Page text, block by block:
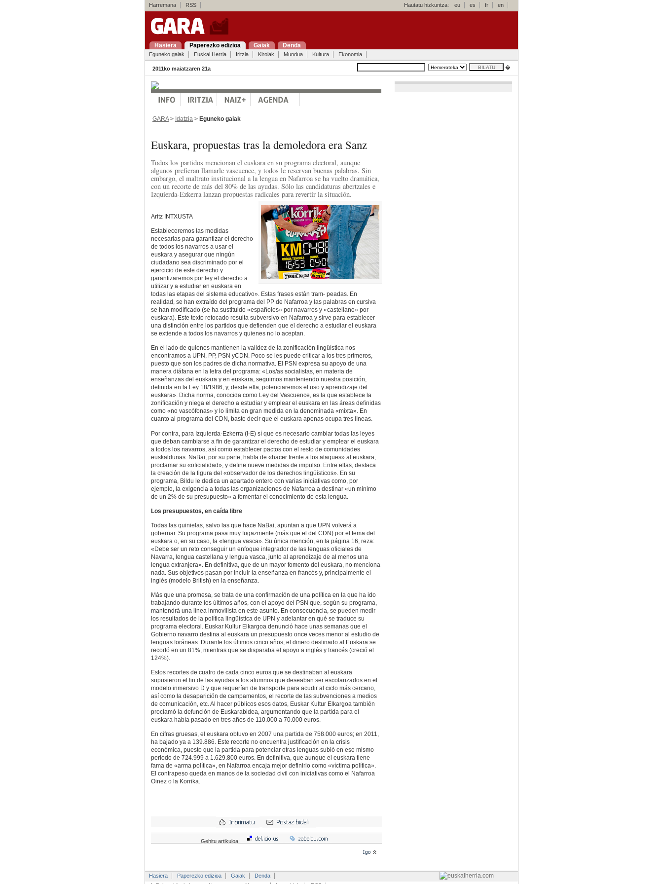
Harremana RSS Hautatu hizkuntza: eu es fr en
Hasiera Paperezko edizioa Gaiak Denda
Eguneko gaiak Euskal Herria Iritzia Kirolak Mundua Kultura Ekonomia
2011ko maiatzaren 21a �
GARA> Idatzia > Eguneko gaiak
Euskara, propuestas tras la demoledora era Sanz
Todos los partidos mencionan el euskara en su programa electoral, aunque
algunos prefieran llamarle vascuence, y todos le reservan buenas palabras. Sin
embargo, el maltrato institucional a la lengua en Nafarroa se ha vuelto dramática,
con un recorte de más del 80% de las ayudas. Sólo las candidaturas abertzales e
Izquierda-Ezkerra lanzan propuestas radicales para revertir la situación.
Aritz INTXUSTA
Estableceremos las medidas
necesarias para garantizar el derecho
de todos los navarros a usar el
euskara y asegurar que ningún
ciudadano sea discriminado por el
ejercicio de este derecho y
garantizaremos por ley el derecho a
utilizar y a estudiar en euskara en
todas las etapas del sistema educativo». Estas frases están tram- peadas. En
realidad, se han extraído del programa del PP de Nafarroa y las palabras en cursiva
se han modificado (se ha sustituido «españoles» por navarros y «castellano» por
euskara). Este texto retocado resulta subversivo en Nafarroa y sirve para establecer
una distinción entre los partidos que defienden que el derecho a estudiar el euskara
se extiende a todos los navarros y quienes no lo aceptan.
En el lado de quienes mantienen la validez de la zonificación lingüística nos
encontramos a UPN, PP, PSN yCDN. Poco se les puede criticar a los tres primeros,
puesto que son los padres de dicha normativa. El PSN expresa su apoyo de una
manera diáfana en la letra del programa: «Los/as socialistas, en materia de
enseñanzas del euskara y en euskara, seguimos manteniendo nuestra posición,
definida en la Ley 18/1986, y, desde ella, potenciaremos el uso y aprendizaje del
euskara». Dicha norma, conocida como Ley del Vascuence, es la que establece la
zonificación y niega el derecho a estudiar y emplear el euskara en las áreas definidas
como «no vascófonas» y lo limita en gran medida en la denominada «mixta». En
cuanto al programa del CDN, baste decir que el euskara apenas ocupa tres líneas.
Por contra, para Izquierda-Ezkerra (I-E) sí que es necesario cambiar todas las leyes
que deban cambiarse a fin de garantizar el derecho de estudiar y emplear el euskara
a todos los navarros, así como establecer pactos con el resto de comunidades
euskaldunas. NaBai, por su parte, habla de «hacer frente a los ataques» al euskara,
proclamar su «oficialidad», y define nueve medidas de impulso. Entre ellas, destaca
la creación de la figura del «observador de los derechos lingüísticos». En su
programa, Bildu le dedica un apartado entero con varias iniciativas como, por
ejemplo, la exigencia a todas las organizaciones de Nafarroa a destinar «un mínimo
de un 2% de su presupuesto» a fomentar el conocimiento de esta lengua.
Los presupuestos, en caída libre
Todas las quinielas, salvo las que hace NaBai, apuntan a que UPN volverá a
gobernar. Su programa pasa muy fugazmente (más que el del CDN) por el tema del
euskara o, en su caso, la «lengua vasca». Su única mención, en la página 16, reza:
«Debe ser un reto conseguir un enfoque integrador de las lenguas oficiales de
Navarra, lengua castellana y lengua vasca, junto al aprendizaje de al menos una
lengua extranjera». En definitiva, que de un mayor fomento del euskara, no menciona
nada. Sus objetivos pasan por incluir la enseñanza en francés y, principalmente el
inglés (modelo British) en la enseñanza.
Más que una promesa, se trata de una confirmación de una política en la que ha ido
trabajando durante los últimos años, con el apoyo del PSN que, según su programa,
mantendrá una línea inmovilista en este asunto. En consecuencia, se pueden medir
los resultados de la política lingüística de UPN y adelantar en qué se traduce su
programa electoral. Euskar Kultur Elkargoa denunció hace unas semanas que el
Gobierno navarro destina al euskara un presupuesto once veces menor al estudio de
lenguas foráneas. Durante los últimos cinco años, el dinero destinado al Euskara se
recortó en un 81%, mientras que se disparaba el apoyo a inglés y francés (creció el
124%).
Estos recortes de cuatro de cada cinco euros que se destinaban al euskara
supusieron el fin de las ayudas a los alumnos que deseaban ser escolarizados en el
modelo inmersivo D y que requerían de transporte para acudir al ciclo más cercano,
así como la desaparición de campamentos, el recorte de las subvenciones a medios
de comunicación, etc. Al hacer públicos esos datos, Euskar Kultur Elkargoa también
proclamó la defunción de Euskarabidea, argumentando que la partida para el
euskara había pasado en tres años de 110.000 a 70.000 euros.
En cifras gruesas, el euskara obtuvo en 2007 una partida de 758.000 euros; en 2011,
ha bajado ya a 139.886. Este recorte no encuentra justificación en la crisis
económica, puesto que la partida para potenciar otras lenguas subió en ese mismo
periodo de 724.999 a 1.629.800 euros. En definitiva, que aunque el euskara tiene
fama de «arma política», en Nafarroa encaja mejor definirlo como «víctima política».
El contrapeso queda en manos de la sociedad civil con iniciativas como el Nafarroa
Oinez o la Korrika.
Gehitu artikuloa:
Hasiera Paperezko edizioa Gaiak
Denda